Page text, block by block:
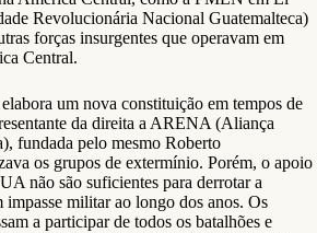
Revolucionária Nacional Guatemalteca)
forças insurgentes que operavam em
Central.
um nova constituição em tempos de
da direita a ARENA (Aliança
fundada pelo mesmo Roberto
os grupos de extermínio. Porém, o apoio
não são suficientes para derrotar a
militar ao longo dos anos. Os
a participar de todos os batalhões e